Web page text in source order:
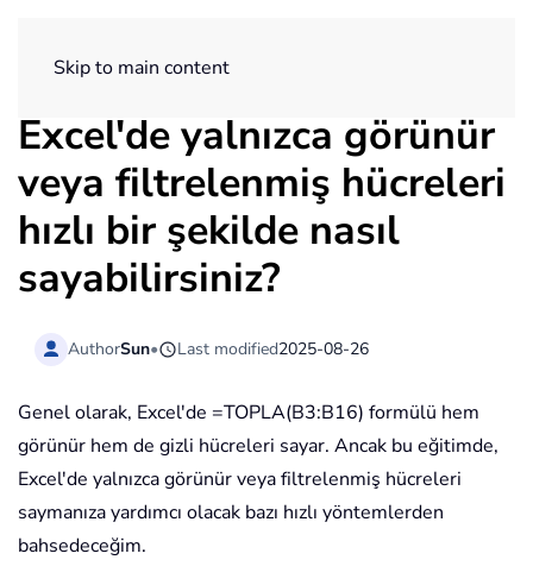
Skip to main content
Excel'de yalnızca görünür
veya filtrelenmiş hücreleri
hızlı bir şekilde nasıl
sayabilirsiniz?
AuthorSun• Last modified2025-08-26
Genel olarak, Excel'de =TOPLA(B3:B16) formülü hem
görünür hem de gizli hücreleri sayar. Ancak bu eğitimde,
Excel'de yalnızca görünür veya filtrelenmiş hücreleri
saymanıza yardımcı olacak bazı hızlı yöntemlerden
bahsedeceğim.